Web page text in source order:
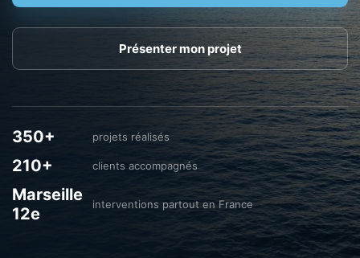
Présenter mon projet
350+ projets réalisés
210+ clients accompagnés
Marseille
12e
interventions partout en France